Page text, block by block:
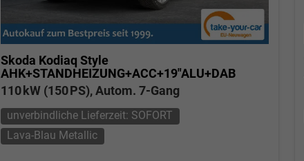
Skoda Kodiaq Style
AHK+STANDHEIZUNG+ACC+19"ALU+DAB
110 kW (150 PS), Autom. 7-Gang
unverbindliche Lieferzeit: SOFORT
Lava-Blau Metallic